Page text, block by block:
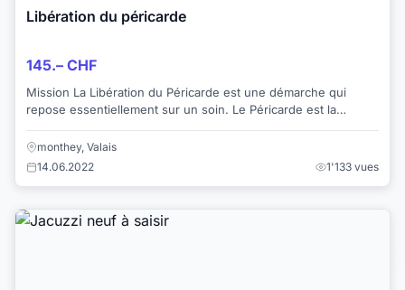
Libération du péricarde
145.– CHF
Mission La Libération du Péricarde est une démarche qui
repose essentiellement sur un soin. Le Péricarde est la
monthey, Valais
14.06.2022
1'133 vues